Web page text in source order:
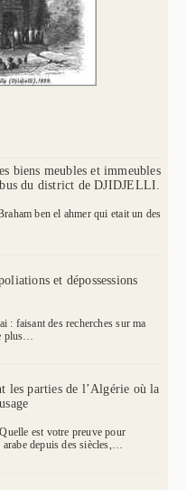
biens meubles et immeubles
du district de DJIDJELLI.
ben el ahmer qui etait un des
et dépossessions
: faisant des recherches sur ma
plus…
les parties de l’Algérie où la
est votre preuve pour
depuis des siècles,…